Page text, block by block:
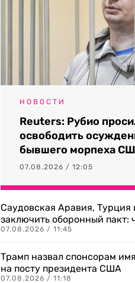
НОВОСТИ
Reuters: Рубио
освободить
бывшего морпеха
07.08.2026 / 12:05
Саудовская Аравия,
заключить оборонный пакт:
07.08.2026 / 11:45
Трамп назвал спонсорам
на посту президента США
07.08.2026 / 11:18